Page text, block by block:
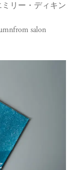
リー・ディキン
from salon